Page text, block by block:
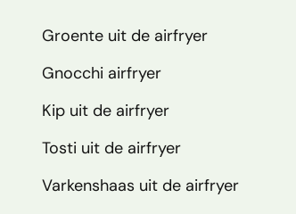
Groente uit de airfryer
Gnocchi airfryer
Kip uit de airfryer
Tosti uit de airfryer
Varkenshaas uit de airfryer